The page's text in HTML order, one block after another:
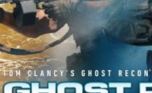
youtu.be/RMajRS8qyks
มาพร้อมกับฟีเจอร์ใหม่ๆ เช่น เพิ่ม
หมดผู้เล่นคนเดียว (เมื่อทำภารกิจ
shotgun), เพิ่ม 2 Class, เพิ่ม 2
พิ่มโหมดถ่ายรูป, เพิ่มไอเทมใหม่
Battle Crates, เพิ่มของตกแต่งตัว
ago